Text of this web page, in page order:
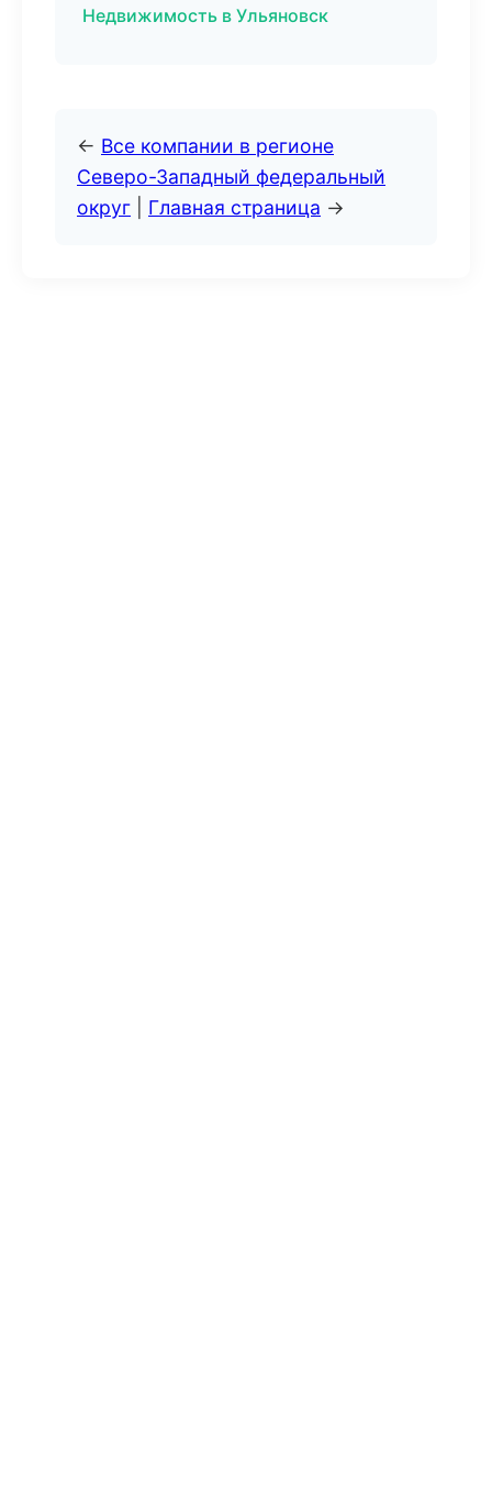
Недвижимость в Ульяновск
← Все компании в регионе
Северо-Западный федеральный
округ
Главная страница →